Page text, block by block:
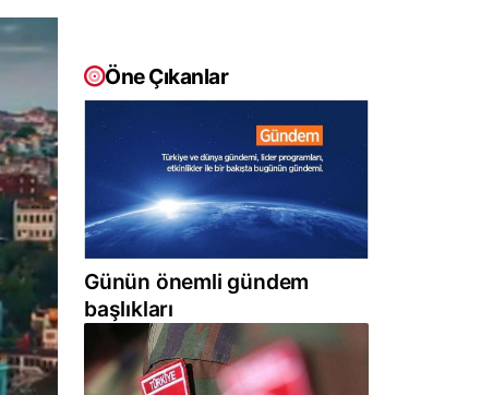
Öne Çıkanlar
Günün önemli gündem
başlıkları